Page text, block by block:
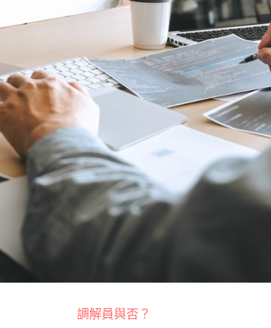
調解員與否？